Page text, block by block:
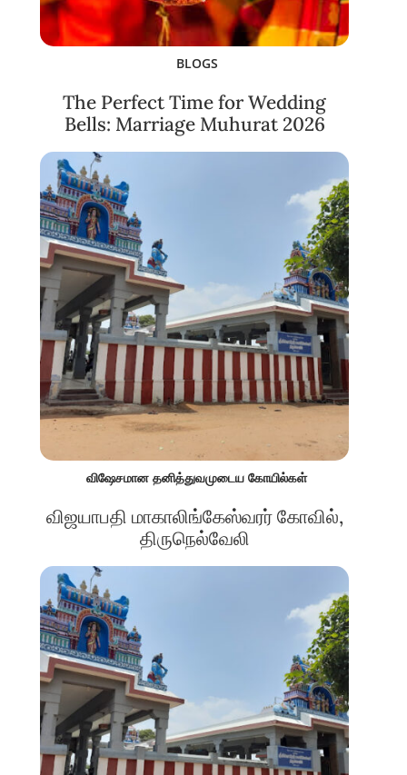
BLOGS
The Perfect Time for Wedding
Bells: Marriage Muhurat 2026
விஷேசமான தனித்துவமுடைய கோயில்கள்
விஜயாபதி மாகாலிங்கேஸ்வரர் கோவில்,
திருநெல்வேலி